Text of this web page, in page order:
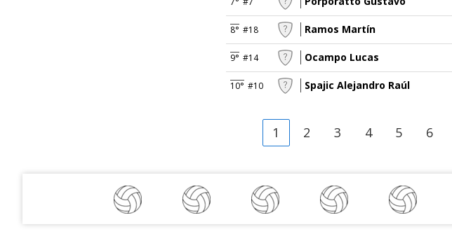
8° #18 Ramos Martín
9° #14 Ocampo Lucas
10° #10 Spajic Alejandro Raúl
1 2 3 4 5 6